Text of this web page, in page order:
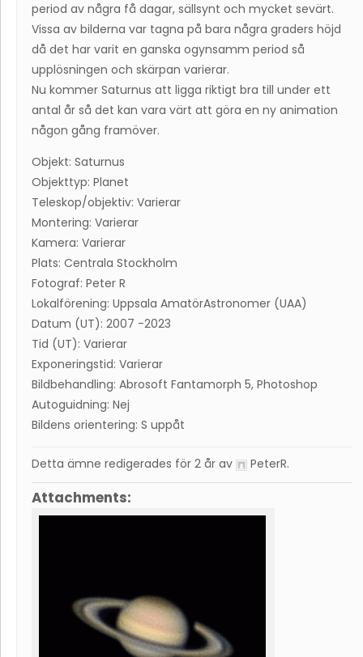
period av några få dagar, sällsynt och mycket sevärt.
Vissa av bilderna var tagna på bara några graders höjd
då det har varit en ganska ogynsamm period så
upplösningen och skärpan varierar.
Nu kommer Saturnus att ligga riktigt bra till under ett
antal år så det kan vara värt att göra en ny animation
någon gång framöver.
Objekt: Saturnus
Objekttyp: Planet
Teleskop/objektiv: Varierar
Montering: Varierar
Kamera: Varierar
Plats: Centrala Stockholm
Fotograf: Peter R
Lokalförening: Uppsala AmatörAstronomer (UAA)
Datum (UT): 2007 -2023
Tid (UT): Varierar
Exponeringstid: Varierar
Bildbehandling: Abrosoft Fantamorph 5, Photoshop
Autoguidning: Nej
Bildens orientering: S uppåt
Detta ämne redigerades för 2 år av PeterR.
Attachments: